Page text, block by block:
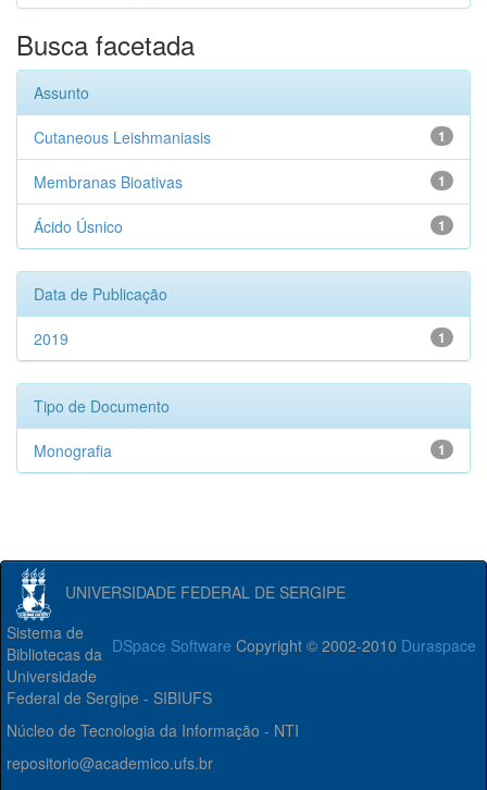
Busca facetada
Assunto
1
Cutaneous Leishmaniasis
1
Membranas Bioativas
1
Ácido Úsnico
Data de Publicação
1
2019
Tipo de Documento
1
Monografia
UNIVERSIDADE FEDERAL DE SERGIPE
DSpace Software Copyright © 2002-2010 Duraspace
Sistema de
Bibliotecas da
Universidade
Federal de Sergipe - SIBIUFS
Núcleo de Tecnologia da Informação - NTI
repositorio@academico.ufs.br